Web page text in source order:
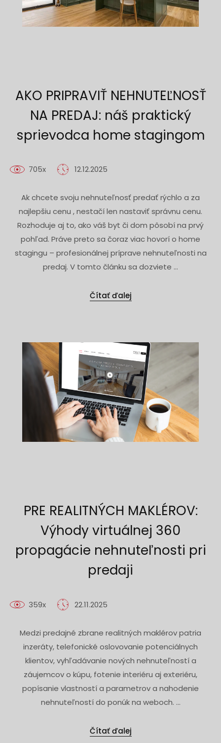
AKO PRIPRAVIŤ NEHNUTEĽNOSŤ
NA PREDAJ: náš praktický
sprievodca home stagingom
705x 12.12.2025
Ak chcete svoju nehnuteľnosť predať rýchlo a za
najlepšiu cenu , nestačí len nastaviť správnu cenu.
Rozhoduje aj to, ako váš byt či dom pôsobí na prvý
pohľad. Práve preto sa čoraz viac hovorí o home
stagingu – profesionálnej príprave nehnuteľnosti na
predaj. V tomto článku sa dozviete ...
Čítať ďalej
PRE REALITNÝCH MAKLÉROV:
Výhody virtuálnej 360
propagácie nehnuteľnosti pri
predaji
359x 22.11.2025
Medzi predajné zbrane realitných maklérov patria
inzeráty, telefonické oslovovanie potenciálnych
klientov, vyhľadávanie nových nehnuteľností a
záujemcov o kúpu, fotenie interiéru aj exteriéru,
popísanie vlastností a parametrov a nahodenie
nehnuteľností do ponúk na weboch. ...
Čítať ďalej